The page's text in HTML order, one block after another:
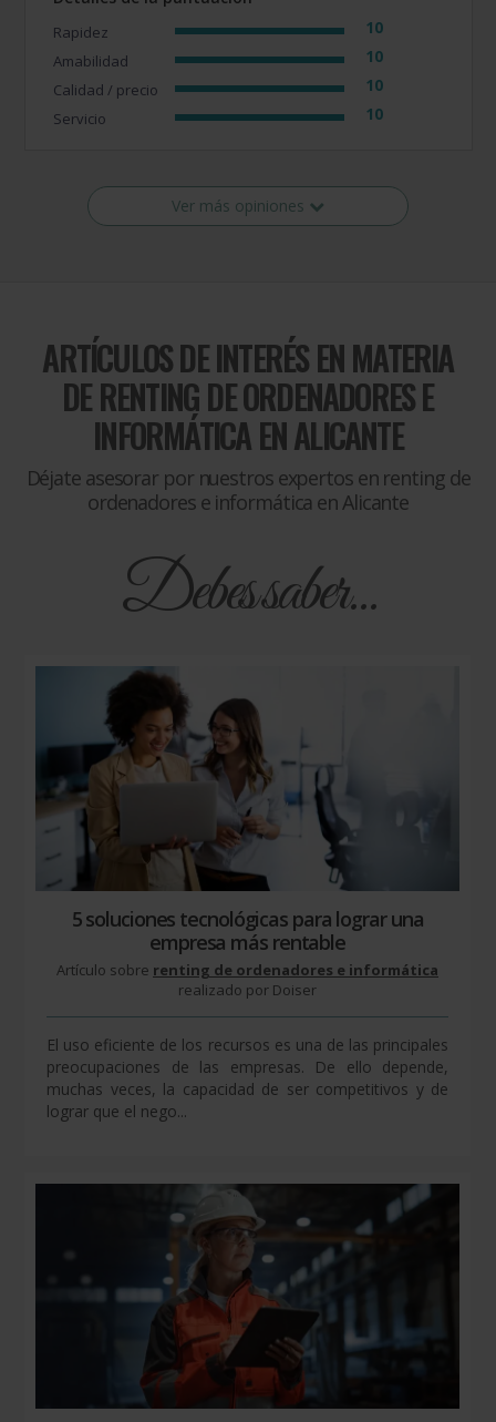
Rapidez 10
Amabilidad 10
Calidad / precio 10
Servicio 10
Ver más opiniones
ARTÍCULOS DE INTERÉS EN MATERIA
DERENTING DE ORDENADORES E
INFORMÁTICA EN ALICANTE
Déjate asesorar por nuestros expertos en renting de
ordenadores e informática en Alicante
Debes saber...
5 soluciones tecnológicas para lograr una
empresa más rentable
Artículo sobre renting de ordenadores e informática
realizado por Doiser
El uso eficiente de los recursos es una de las principales
preocupaciones de las empresas. De ello depende,
muchas veces, la capacidad de ser competitivos y de
lograr que el nego...